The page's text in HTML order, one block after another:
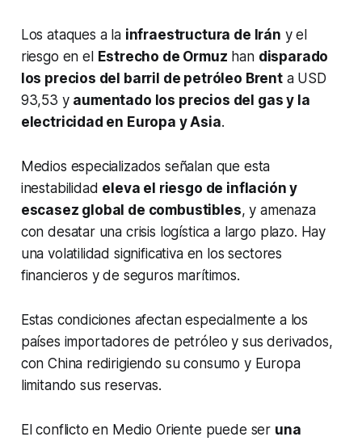
Los ataques a la infraestructura de Irán y el
riesgo en el
Estrecho de Ormuz han disparado
los precios del barril de petróleo Brenta USD
93,53 y aumentado los precios del gas y la
electricidad en Europa y Asia.
Medios especializados señalan que esta
inestabilidad eleva el riesgo de inflación y
escasez global de combustibles, y amenaza
con desatar una crisis logística a largo plazo. Hay
una volatilidad significativa en los sectores
financieros y de seguros marítimos.
Estas condiciones afectan especialmente a los
países importadores de petróleo y sus derivados,
con China redirigiendo su consumo y Europa
limitando sus reservas.
El conflicto en Medio Oriente puede ser una